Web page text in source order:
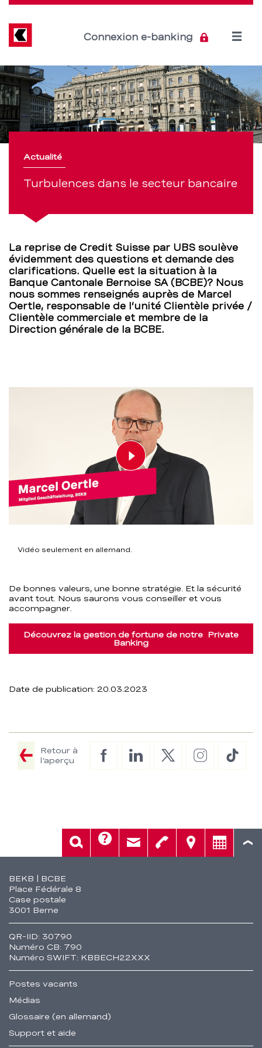
Turbulences
dans
le
secteur
bancaire
–
BCBE
Direkt
Inhalt
Connexion e-banking
Open
Section
de
navigation
de
service
Actualité
Turbulences dans le secteur bancaire
La reprise de Credit Suisse par UBS soulève
évidemment des questions et demande des
clarifications. Quelle est la situation à la
Banque Cantonale Bernoise SA (BCBE)? Nous
nous sommes renseignés auprès de Marcel
Oertle, responsable de l’unité Clientèle privée /
Clientèle commerciale et membre de la
Direction générale de la BCBE.
Play video
01:29
Vidéo seulement en allemand.
De bonnes valeurs, une bonne stratégie. Et la sécurité
avant tout. Nous saurons vous conseiller et vous
accompagner.
Découvrez la gestion de fortune de notre Private
Banking
Date de publication: 20.03.2023
Retour à
l'aperçu
FacebookLinkedInTwitterInstagram
Fusszeile
BEKB | BCBE
Place Fédérale 8
Case postale
3001 Berne
QR-IID: 30790
Numéro CB: 790
Numéro SWIFT: KBBECH22XXX
Postes vacants
Médias
Glossaire (en allemand)
Support et aide